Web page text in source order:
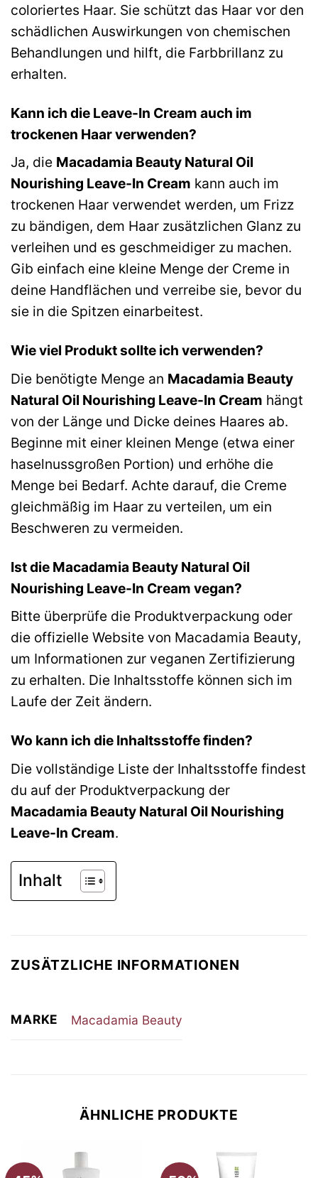
coloriertes Haar. Sie schützt das Haar vor den
schädlichen Auswirkungen von chemischen
Behandlungen und hilft, die Farbbrillanz zu
erhalten.
Kann ich die Leave-In Cream auch im
trockenen Haar verwenden?
Ja, die Macadamia Beauty Natural Oil
Nourishing Leave-In Cream kann auch im
trockenen Haar verwendet werden, um Frizz
zu bändigen, dem Haar zusätzlichen Glanz zu
verleihen und es geschmeidiger zu machen.
Gib einfach eine kleine Menge der Creme in
deine Handflächen und verreibe sie, bevor du
sie in die Spitzen einarbeitest.
Wie viel Produkt sollte ich verwenden?
Die benötigte Menge an Macadamia Beauty
Natural Oil Nourishing Leave-In Cream hängt
von der Länge und Dicke deines Haares ab.
Beginne mit einer kleinen Menge (etwa einer
haselnussgroßen Portion) und erhöhe die
Menge bei Bedarf. Achte darauf, die Creme
gleichmäßig im Haar zu verteilen, um ein
Beschweren zu vermeiden.
Ist die Macadamia Beauty Natural Oil
Nourishing Leave-In Cream vegan?
Bitte überprüfe die Produktverpackung oder
die offizielle Website von Macadamia Beauty,
um Informationen zur veganen Zertifizierung
zu erhalten. Die Inhaltsstoffe können sich im
Laufe der Zeit ändern.
Wo kann ich die Inhaltsstoffe finden?
Die vollständige Liste der Inhaltsstoffe findest
du auf der Produktverpackung der
Macadamia Beauty Natural Oil Nourishing
Leave-In Cream.
Inhalt
ZUSÄTZLICHE INFORMATIONEN
MARKE Macadamia Beauty
ÄHNLICHE PRODUKTE